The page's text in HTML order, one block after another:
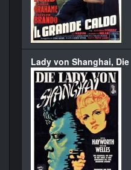
Lady von Shanghai, Die